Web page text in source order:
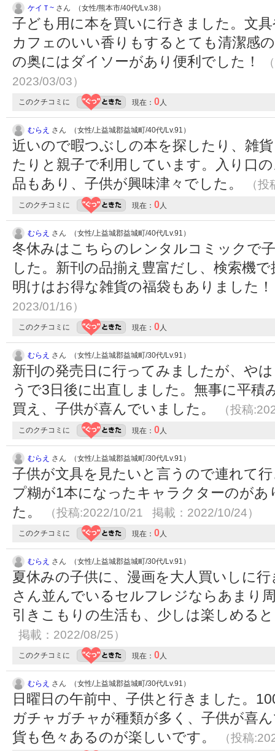
ケイＴ~ さん （女性/熊本市/40代/Lv.38）
子ども用に本を買いに行きました。文
カフェのいい香りもするとても清潔感
の奥にはダイソーがあり便利でした！
2023/03/03）
このクチコミに 現在： 0人
むらえ さん （女性/上益城郡益城町/40代/Lv.91）
近いので暇つぶしの本を探したり、雑
たりと親子で利用しています。入り口
品もあり、子供が興味津々でした。
（
このクチコミに 現在： 0人
むらえ さん （女性/上益城郡益城町/40代/Lv.91）
冬休みはこちらのレンタルコミックで
した。新刊の品揃え豊富だし、検索機
明けはお得な雑貨の福袋もありました
2023/01/16）
このクチコミに 現在： 0人
むらえ さん （女性/上益城郡益城町/30代/Lv.91）
新刊の発売日に行ってみましたが、や
うで3日後に出直しました。無事に平
買え、子供が喜んでいました。
（投稿
このクチコミに 現在： 0人
むらえ さん （女性/上益城郡益城町/30代/Lv.91）
子供が文具を見たいと言うので連れて
プ糊が1本になったキャラクターのが
た。
（投稿:2022/10/21 掲載：2022/10/24）
このクチコミに 現在： 0人
むらえ さん （女性/上益城郡益城町/30代/Lv.91）
夏休みの子供に、漫画を大人買いしに
さん並んでいるセルフレジならあまり
引きこもりの生活も、少しは楽しめる
掲載：2022/08/25）
このクチコミに 現在： 0人
むらえ さん （女性/上益城郡益城町/30代/Lv.91）
日曜日の午前中、子供と行きました。
ガチャガチャが種類が多く、子供が喜
貨も色々あるのが楽しいです。
（投稿